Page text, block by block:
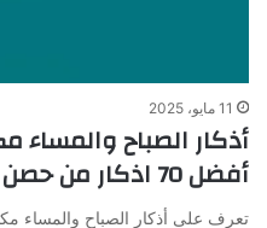
11 مايو، 2025
أفضل 70 اذكار من حصن المسلم